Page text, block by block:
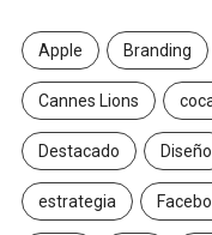
Apple Branding
Cannes Lions
Destacado Diseño
estrategia